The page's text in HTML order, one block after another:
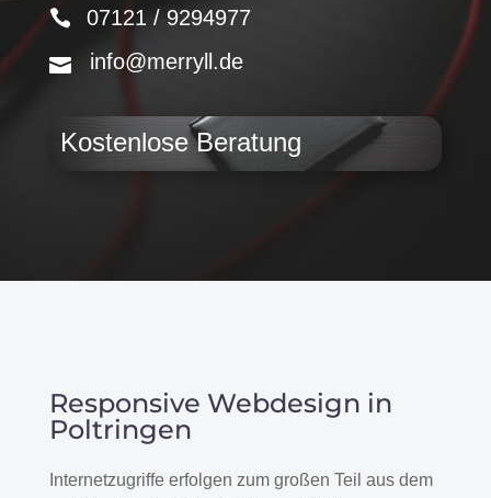
07121 / 9294977
info@merryll.de
Kostenlose Beratung
Responsive Webdesign in
Poltringen
Internetzugriffe erfolgen zum großen Teil aus dem